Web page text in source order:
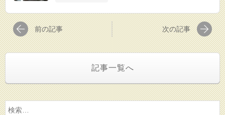
前の記事 次の記事
記事一覧へ
検